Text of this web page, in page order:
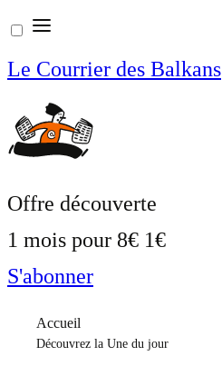
Aller
au
contenu
Le Courrier des Balkans
Offre découverte
1 mois pour 8€ 1€
S'abonner
Accueil
Découvrez la Une du jour